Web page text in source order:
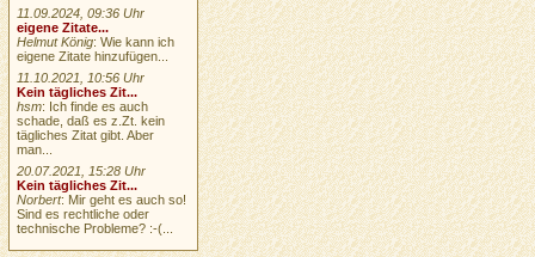
11.09.2024, 09:36 Uhr
eigene Zitate...
Helmut König: Wie kann ich
eigene Zitate hinzufügen...
11.10.2021, 10:56 Uhr
Kein tägliches Zit...
hsm: Ich finde es auch
schade, daß es z.Zt. kein
tägliches Zitat gibt. Aber
man...
20.07.2021, 15:28 Uhr
Kein tägliches Zit...
Norbert: Mir geht es auch so!
Sind es rechtliche oder
technische Probleme? :-(...